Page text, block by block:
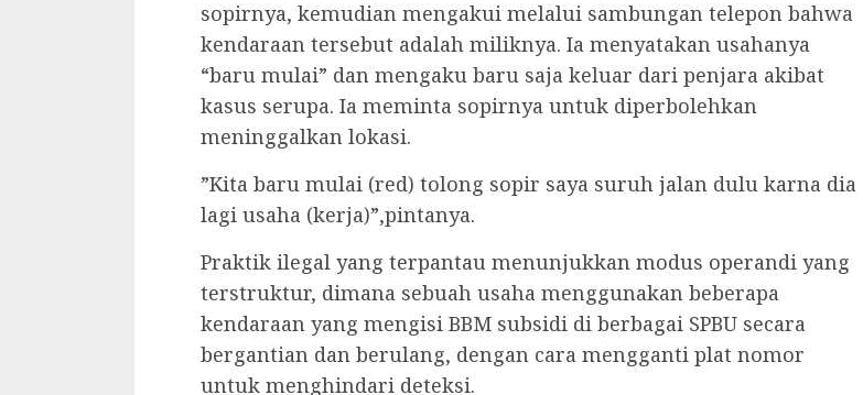
sopirnya, kemudian mengakui melalui sambungan telepon bahwa
kendaraan tersebut adalah miliknya. Ia menyatakan usahanya
“baru mulai” dan mengaku baru saja keluar dari penjara akibat
kasus serupa. Ia meminta sopirnya untuk diperbolehkan
meninggalkan lokasi.
‎”Kita baru mulai (red) tolong sopir saya suruh jalan dulu karna dia
lagi usaha (kerja)”,pintanya.
‎Praktik ilegal yang terpantau menunjukkan modus operandi yang
terstruktur, dimana sebuah usaha menggunakan beberapa
kendaraan yang mengisi BBM subsidi di berbagai SPBU secara
bergantian dan berulang, dengan cara mengganti plat nomor
untuk menghindari deteksi.